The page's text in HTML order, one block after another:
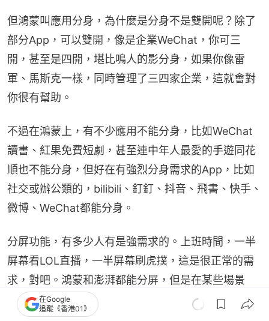
但鴻蒙叫應用分身，為什麼是分身不是雙開呢？除了
部分App，可以雙開，像是企業WeChat，你可三
開，甚至是四開，堪比鳴人的影分身，如果你像雷
軍、馬斯克一樣，同時管理了三四家企業，這就會對
你很有幫助。
不過在鴻蒙上，有不少應用不能分身，比如WeChat
讀書、紅果免費短劇，甚至連中年人最愛的手遊同花
順也不能分身，但好在有強烈分身需求的App，比如
社交或辦公類的，bilibili、釘釘、抖音、飛書、快手、
微博、WeChat都能分身。
分屏功能，有多少人有是強需求的。上班時間，一半
屏幕看LOL直播，一半屏幕刷虎撲，這是很正常的需
求，對吧。鴻蒙和澎湃都能分屏，但是在某些場景
下，澎湃存在分屏顯示不全，尤其是是四分之一屏顯
示時，這個問題在抖音播放豎視頻時同樣存在。
在Google
追蹤《香港01》